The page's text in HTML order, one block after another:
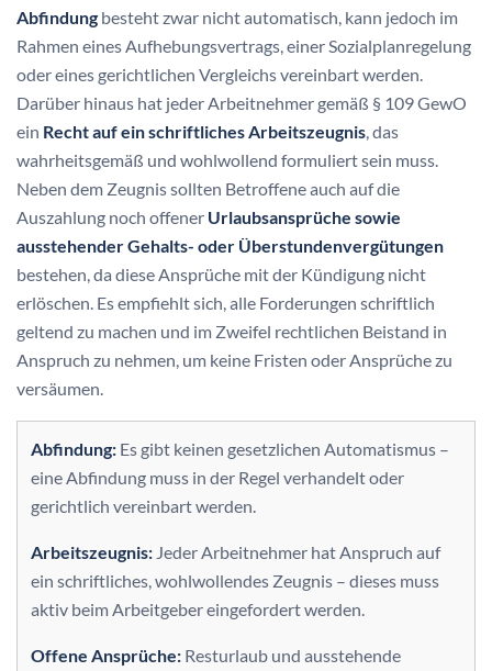
Abfindung besteht zwar nicht automatisch, kann jedoch im
Rahmen eines Aufhebungsvertrags, einer Sozialplanregelung
oder eines gerichtlichen Vergleichs vereinbart werden.
Darüber hinaus hat jeder Arbeitnehmer gemäß § 109 GewO
ein Recht auf ein schriftliches Arbeitszeugnis , das
wahrheitsgemäß und wohlwollend formuliert sein muss.
Neben dem Zeugnis sollten Betroffene auch auf die
Auszahlung noch offener Urlaubsansprüche sowie
ausstehender Gehalts- oder Überstundenvergütungen
bestehen, da diese Ansprüche mit der Kündigung nicht
erlöschen. Es empfiehlt sich, alle Forderungen schriftlich
geltend zu machen und im Zweifel rechtlichen Beistand in
Anspruch zu nehmen, um keine Fristen oder Ansprüche zu
versäumen.
Abfindung: Es gibt keinen gesetzlichen Automatismus –
eine Abfindung muss in der Regel verhandelt oder
gerichtlich vereinbart werden.
Arbeitszeugnis: Jeder Arbeitnehmer hat Anspruch auf
ein schriftliches, wohlwollendes Zeugnis – dieses muss
aktiv beim Arbeitgeber eingefordert werden.
Offene Ansprüche: Resturlaub und ausstehende